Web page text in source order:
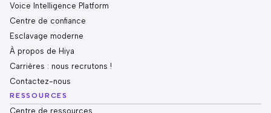
Voice Intelligence Platform
Centre de confiance
Esclavage moderne
À propos de Hiya
Carrières : nous recrutons !
Contactez-nous
RESSOURCES
Centre de ressources